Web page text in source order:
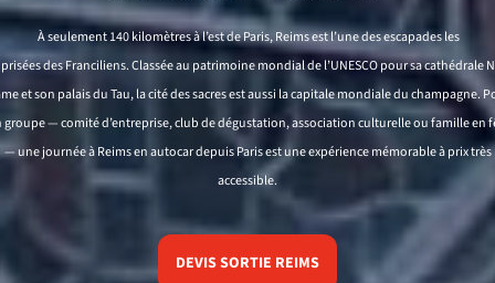
Àseulement140kilomètresàl’estde Paris, Reims estl’unedes escapades les
priséesdesFranciliens.Classéeau patrimoinemondialdel’UNESCOpoursacathédrale
et son palais du Tau, lacitédessacresestaussi lacapitalemondialedu champagne.
groupe—comitéd’entreprise, club dedégustation, associationculturelleoufamilleen
—unejournéeà ReimsenautocardepuisParis estuneexpériencemémorableà prix très
accessible.
DEVIS SORTIE REIMS